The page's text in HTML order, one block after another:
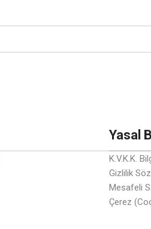
Yasal
K.V.K.K.
Gizlilik
Mesafeli
Çerez